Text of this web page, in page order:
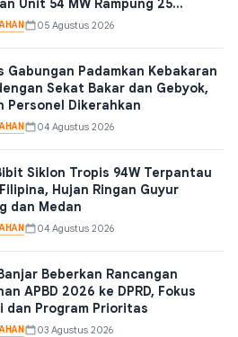
Unit 54 MW Rampung 25
202605 Agustus 2026
Gabungan Padamkan Kebakaran
Sekat Bakar dan Gebyok,
Personel Dikerahkan
04 Agustus 2026
Siklon Tropis 94W Terpantau
Hujan Ringan Guyur
dan Medan
04 Agustus 2026
Beberkan Rancangan
APBD 2026 ke DPRD, Fokus
dan Program Prioritas
03 Agustus 2026